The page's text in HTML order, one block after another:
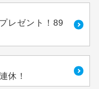
レゼント！89
休！